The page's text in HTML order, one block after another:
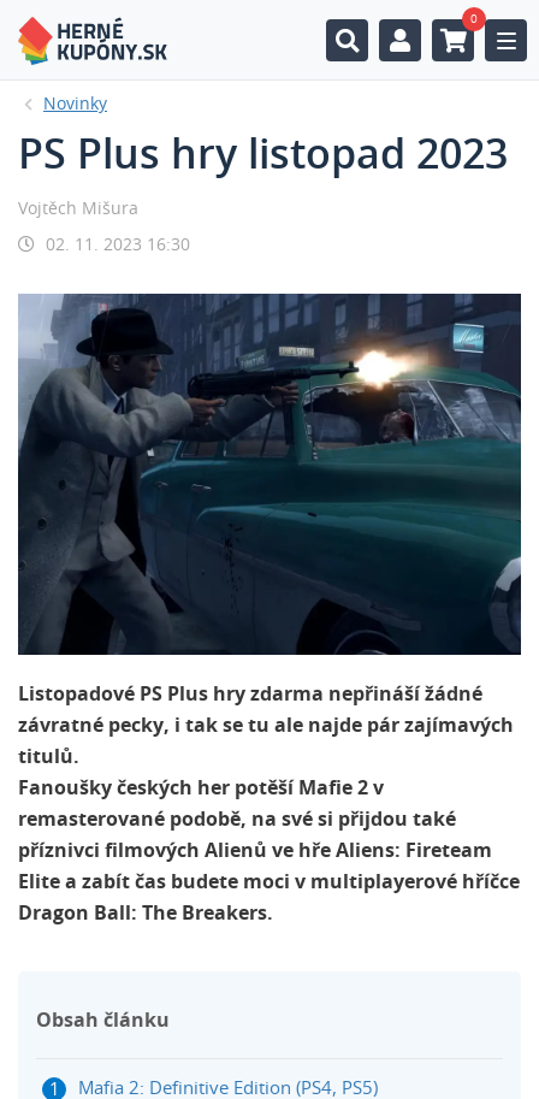
0
Novinky
PS Plus hry listopad 2023
Vojtěch Mišura
02. 11. 2023 16:30
Listopadové PS Plus hry zdarma nepřináší žádné
závratné pecky, i tak se tu ale najde pár zajímavých
titulů.
Fanoušky českých her potěší Mafie 2 v
remasterované podobě, na své si přijdou také
příznivci filmových Alienů ve hře Aliens: Fireteam
Elite a zabít čas budete moci v multiplayerové hříčce
Dragon Ball: The Breakers.
Obsah článku
Mafia 2: Definitive Edition (PS4, PS5)